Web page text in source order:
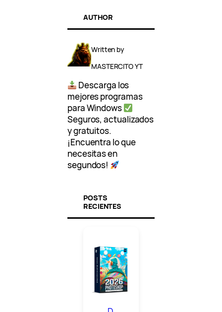
AUTHOR
Written by
MASTERCITO YT
Descarga los
mejores programas
para Windows
Seguros, actualizados
y gratuitos.
¡Encuentra lo que
necesitas en
segundos!
POSTS
RECIENTES